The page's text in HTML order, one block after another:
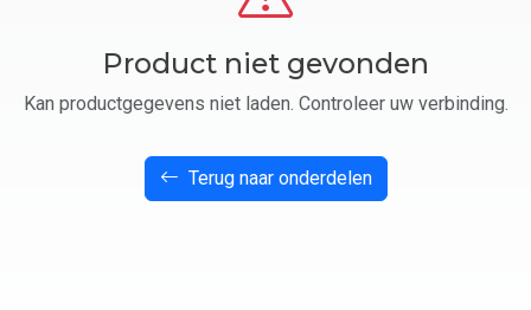
Product niet gevonden
Kan productgegevens niet laden. Controleer uw verbinding.
Terug naar onderdelen